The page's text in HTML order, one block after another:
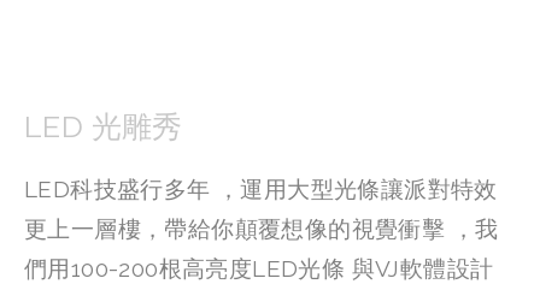
LED 光雕秀
LED科技盛行多年 ，運用大型光條讓派對特效
更上一層樓，帶給你顛覆想像的視覺衝擊 ，我
們用100-200根高亮度LED光條 與VJ軟體設計